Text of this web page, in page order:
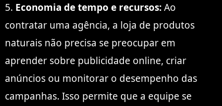
5. Economia de tempo e recursos:Ao
contratar uma agência, a loja de produtos
naturais não precisa se preocupar em
aprender sobre publicidade online, criar
anúncios ou monitorar o desempenho das
campanhas. Isso permite que a equipe se